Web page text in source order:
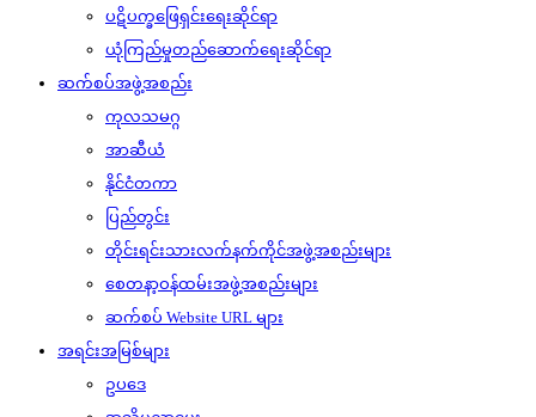
ပဋိပက္ခဖြေရှင်းရေးဆိုင်ရာ
ယုံကြည်မှုတည်ဆောက်ရေးဆိုင်ရာ
ဆက်စပ်အဖွဲ့အစည်း
ကုလသမဂ္ဂ
အာဆီယံ
နိုင်ငံတကာ
ပြည်တွင်း
တိုင်းရင်းသားလက်နက်ကိုင်အဖွဲ့အစည်းများ
စေတနာ့ဝန်ထမ်းအဖွဲ့အစည်းများ
ဆက်စပ် Website URL များ
အရင်းအမြစ်များ
ဥပဒေ